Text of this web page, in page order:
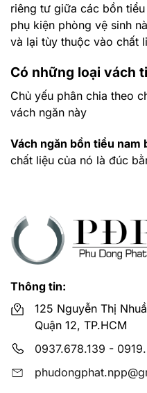
riêng tư giữa các bồn
phụ kiện phòng vệ sinh
và lại tùy thuộc vào chất
Có những loại vách
Chủ yếu phân chia theo
vách ngăn này
Vách ngăn bồn tiểu nam
chất liệu của nó là đúc
Vách tiểu nam bằng nhựa
nhựa phenol và giấy
dưới áp lực 1430psi
cứng cáp. Ưu điểm có
Theo hãng thì tại đại lý
Vách ngăn bồn tiểu nam
Vách ngăn bồn tiểu nam
chính hãng?
Thông tin:
125 Nguyễn Thị
Quận 12, TP.HCM
0937.678.139 -